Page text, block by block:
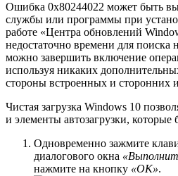
Ошибка 0x80244022 может быть
службы или программы при
работе «Центра обновлений
недостаточно времени для поиска
можно завершить включение
используя никаких
стороны встроенных и сторонних
Чистая загрузка Windows 10
и элементы автозагрузки,
Одновременно зажмите
диалогового окна
нажмите на кнопку «ОК».